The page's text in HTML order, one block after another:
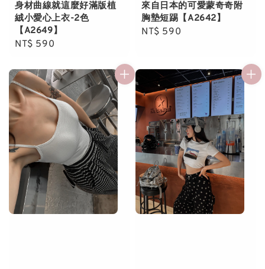
身材曲線就這麼好滿版植
絨小愛心上衣-2色
【A2649】
Regular
NT$ 590
來自日本的可愛蒙奇奇附
胸墊短踢【A2642】
Regular
NT$ 590